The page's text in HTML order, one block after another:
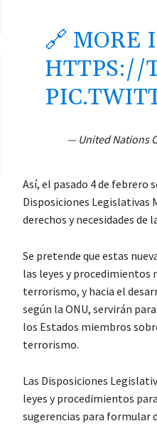
🔗 MORE
HTTPS://
— United Nations
Así, el pasado 4 de febrero
Disposiciones Legislativas
derechos y necesidades
Se pretende que estas
las leyes y procedimientos
terrorismo, y hacia el
según la ONU, servirán
los Estados miembros
terrorismo.
Las Disposiciones
leyes y procedimientos
sugerencias para formular